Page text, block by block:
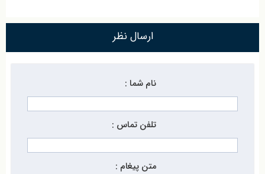
ارسال نظر
نام شما :
تلفن تماس :
متن پیغام :